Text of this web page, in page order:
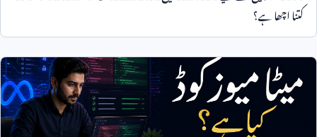
کتنا اچھا ہے؟